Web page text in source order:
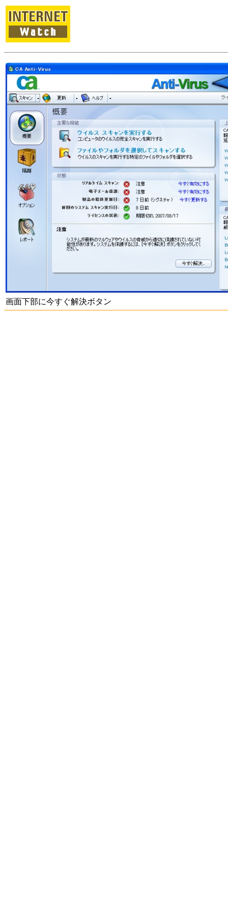
画面下部に今すぐ解決ボタン